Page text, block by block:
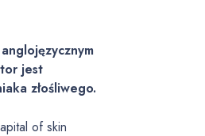
jest
złośliwego.
of skin